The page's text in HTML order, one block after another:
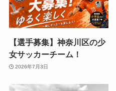
【選手募集】神奈川区の少
女サッカーチーム！
2026年7月3日